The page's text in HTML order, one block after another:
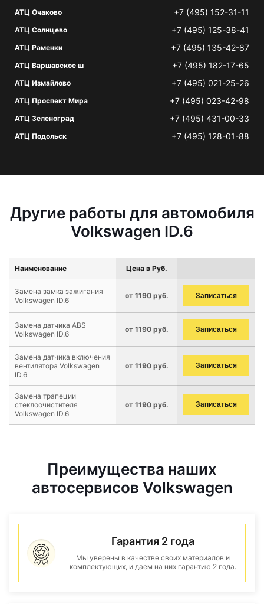
АТЦ Очаково +7 (495) 152-31-11
АТЦ Солнцево +7 (495) 125-38-41
АТЦ Раменки +7 (495) 135-42-87
АТЦ Варшавское ш +7 (495) 182-17-65
АТЦ Измайлово +7 (495) 021-25-26
АТЦ Проспект Мира +7 (495) 023-42-98
АТЦ Зеленоград +7 (495) 431-00-33
АТЦ Подольск +7 (495) 128-01-88
Другие работы для автомобиля
Volkswagen ID.6
Наименование Цена в Руб.
Замена замка зажигания
Volkswagen ID.6
от 1190 руб. Записаться
Замена датчика ABS
Volkswagen ID.6
от 1190 руб. Записаться
Замена датчика включения
вентилятора Volkswagen
ID.6
от 1190 руб. Записаться
Замена трапеции
стеклоочистителя
Volkswagen ID.6
от 1190 руб. Записаться
Преимущества наших
автосервисов Volkswagen
Гарантия 2 года
Мы уверены в качестве своих материалов и
комплектующих, и даем на них гарантию 2 года.